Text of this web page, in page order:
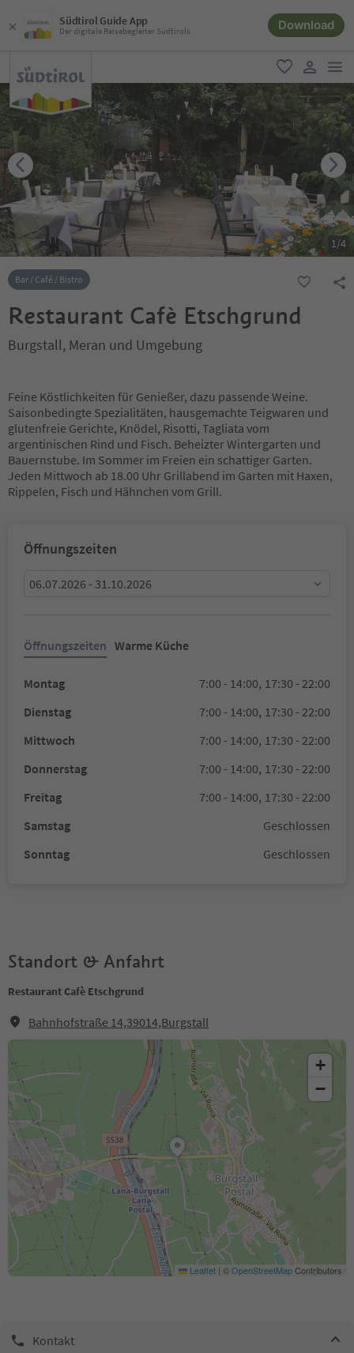
Südtirol Guide App
Der digitale Reisebegleiter Südtirols Download
favorit
user link
1/4
Bar / Café / Bistro
Restaurant Cafè Etschgrund
Burgstall, Meran und Umgebung
Feine Köstlichkeiten für Genießer, dazu passende Weine.
Saisonbedingte Spezialitäten, hausgemachte Teigwaren und
glutenfreie Gerichte, Knödel, Risotti, Tagliata vom
argentinischen Rind und Fisch. Beheizter Wintergarten und
Bauernstube. Im Sommer im Freien ein schattiger Garten.
Jeden Mittwoch ab 18.00 Uhr Grillabend im Garten mit Haxen,
Rippelen, Fisch und Hähnchen vom Grill.
Öffnungszeiten
06.07.2026 - 31.10.2026
Öffnungszeiten Warme Küche
Montag 7:00 - 14:00, 17:30 - 22:00
Dienstag
7:00 - 14:00, 17:30 - 22:00
Mittwoch
7:00 - 14:00, 17:30 - 22:00
Donnerstag
7:00 - 14:00, 17:30 - 22:00
Freitag
7:00 - 14:00, 17:30 - 22:00
Samstag
Geschlossen
Sonntag
Geschlossen
Standort & Anfahrt
Restaurant Cafè Etschgrund
Bahnhofstraße 14,39014,Burgstall
+
−
Leaflet | ©OpenStreetMapContributors
Kontakt